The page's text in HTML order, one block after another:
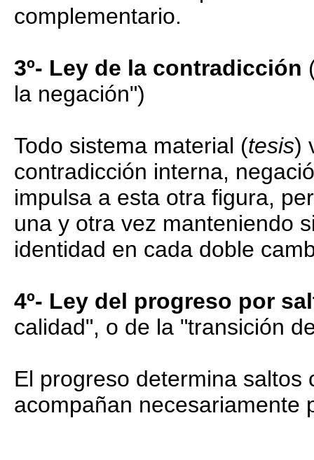
complementario.
3º- Ley de la contradicción
la negación")
Todo sistema material (tesis)
contradicción interna,
impulsa a esta otra figura,
una y otra vez manteniendo
identidad en cada doble
4º- Ley del progreso por
calidad", o de la "transición
El progreso determina
acompañan necesariamente